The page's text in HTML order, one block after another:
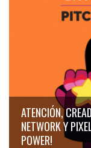
ATENCIÓN,
NETWORK Y
POWER!